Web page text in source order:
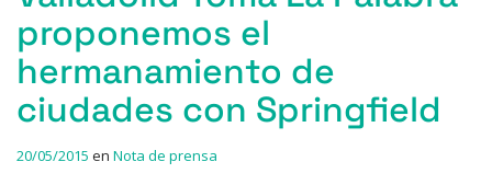
proponemos el
hermanamiento de
ciudades con Springfield
20/05/2015 en Nota de prensa